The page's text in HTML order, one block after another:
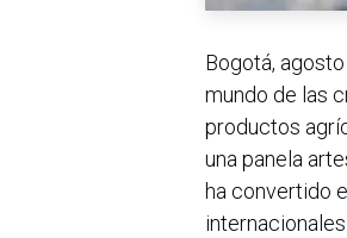
Bogotá,
mundo de las
productos
una panela
ha convertido